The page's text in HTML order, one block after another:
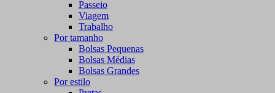
Passeio
Viagem
Trabalho
Por tamanho
Bolsas Pequenas
Bolsas Médias
Bolsas Grandes
Por estilo